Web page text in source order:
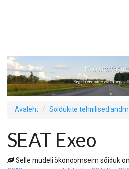
Avaleht Sõidukite tehnilised
SEAT Exeo
Selle mudeli ökonoomseim sõiduk